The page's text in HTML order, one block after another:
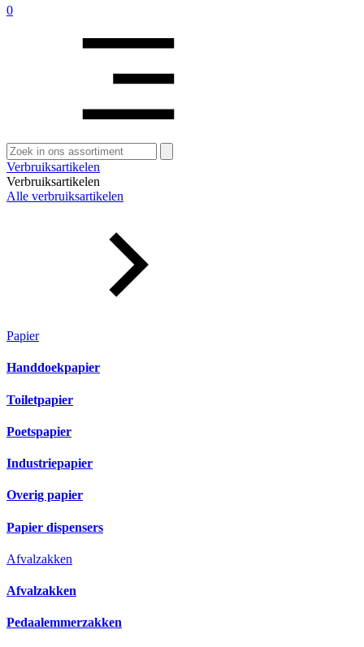
0
Zoeken
naar:
Verbruiksartikelen
Verbruiksartikelen
Alle verbruiksartikelen
Papier
Handdoekpapier
Toiletpapier
Poetspapier
Industriepapier
Overig papier
Papier dispensers
Afvalzakken
Afvalzakken
Pedaalemmerzakken